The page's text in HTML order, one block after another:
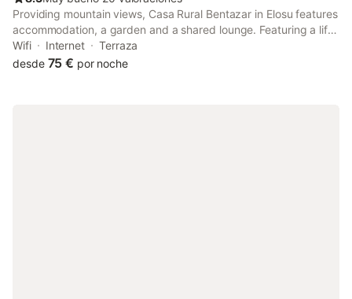
Providing mountain views, Casa Rural Bentazar in Elosu features
accommodation, a garden and a shared lounge. Featuring a lift,
this property also has a traditional restaurant and a sun terrace.
Wifi Internet
Terraza
desde 75 € por noche